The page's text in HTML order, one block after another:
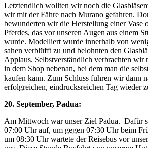
Letztendlich wollten wir noch die
wir mit der Fähre nach Murano gefahren.
bewunderten wir die Herstellung einer Vase
Pferdes, das vor unseren Augen aus einem
wurde. Modelliert wurde innerhalb von
sahen verblüfft zu und belohnten den
Applaus. Selbstverständlich verbrachten wir
in dem Shop nebenan, bei dem man die
kaufen kann. Zum Schluss fuhren wir dann
erfolgreichen, eindrucksreichen Tag wieder
20. September, Padua:
Am Mittwoch war unser Ziel Padua. Dafür
07:00 Uhr auf, um gegen 07:30 Uhr beim
um 08:30 Uhr wartete der Reisebus vor